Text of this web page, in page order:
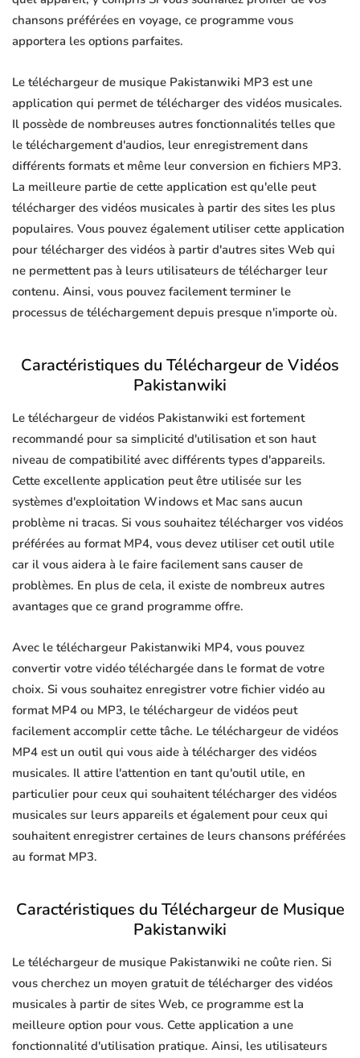
chansons préférées en voyage, ce programme vous
apportera les options parfaites.
Le téléchargeur de musique Pakistanwiki MP3 est une
application qui permet de télécharger des vidéos musicales.
Il possède de nombreuses autres fonctionnalités telles que
le téléchargement d'audios, leur enregistrement dans
différents formats et même leur conversion en fichiers MP3.
La meilleure partie de cette application est qu'elle peut
télécharger des vidéos musicales à partir des sites les plus
populaires. Vous pouvez également utiliser cette application
pour télécharger des vidéos à partir d'autres sites Web qui
ne permettent pas à leurs utilisateurs de télécharger leur
contenu. Ainsi, vous pouvez facilement terminer le
processus de téléchargement depuis presque n'importe où.
Caractéristiques du Téléchargeur de Vidéos
Pakistanwiki
Le téléchargeur de vidéos Pakistanwiki est fortement
recommandé pour sa simplicité d'utilisation et son haut
niveau de compatibilité avec différents types d'appareils.
Cette excellente application peut être utilisée sur les
systèmes d'exploitation Windows et Mac sans aucun
problème ni tracas. Si vous souhaitez télécharger vos vidéos
préférées au format MP4, vous devez utiliser cet outil utile
car il vous aidera à le faire facilement sans causer de
problèmes. En plus de cela, il existe de nombreux autres
avantages que ce grand programme offre.
Avec le téléchargeur Pakistanwiki MP4, vous pouvez
convertir votre vidéo téléchargée dans le format de votre
choix. Si vous souhaitez enregistrer votre fichier vidéo au
format MP4 ou MP3, le téléchargeur de vidéos peut
facilement accomplir cette tâche. Le téléchargeur de vidéos
MP4 est un outil qui vous aide à télécharger des vidéos
musicales. Il attire l'attention en tant qu'outil utile, en
particulier pour ceux qui souhaitent télécharger des vidéos
musicales sur leurs appareils et également pour ceux qui
souhaitent enregistrer certaines de leurs chansons préférées
au format MP3.
Caractéristiques du Téléchargeur de Musique
Pakistanwiki
Le téléchargeur de musique Pakistanwiki ne coûte rien. Si
vous cherchez un moyen gratuit de télécharger des vidéos
musicales à partir de sites Web, ce programme est la
meilleure option pour vous. Cette application a une
fonctionnalité d'utilisation pratique. Ainsi, les utilisateurs